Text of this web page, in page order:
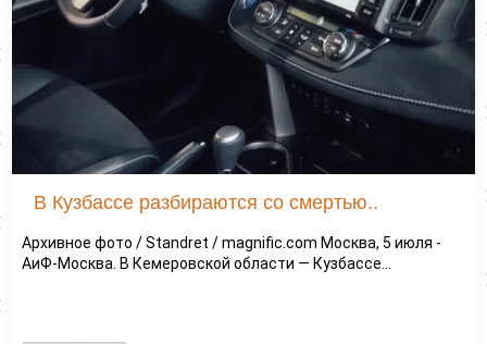
В Кузбассе разбираются со смертью..
Архивное фото / Standret / magnific.com Москва, 5 июля -
АиФ-Москва. В Кемеровской области — Кузбассе...